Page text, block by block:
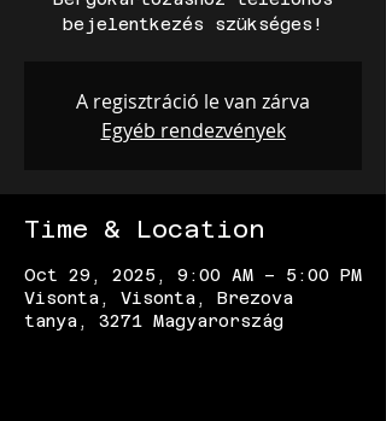
A regisztráció le van zárva
Egyéb rendezvények
Time & Location
Oct 29, 2025, 9:00 AM – 5:00 PM
Visonta, Visonta, Brezova
tanya, 3271 Magyarország